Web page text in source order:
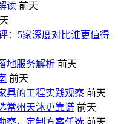
读 前天
：5家深度对比谁更值得
地服务解析 前天
前天
具的工程实践观察 前天
常州天沐更靠谱 前天